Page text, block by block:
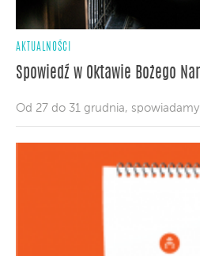
AKTUALNOŚCI
Spowiedź w Oktawie Bożego
Od 27 do 31 grudnia,